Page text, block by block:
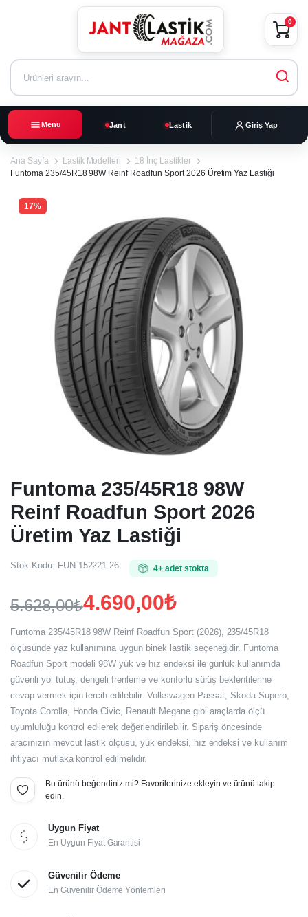
Menü Jant Lastik Giriş Yap
0
Ana Sayfa Lastik Modelleri
18 İnç Lastikler
Funtoma 235/45R18 98W Reinf Roadfun Sport 2026 Üretim Yaz Lastiği
17%
Funtoma 235/45R18 98W
Reinf Roadfun Sport 2026
Üretim Yaz Lastiği
Stok Kodu: FUN-152221-26 4+ adet stokta
5.628,00₺
Orijinal
fiyat:
5.628,00₺.
4.690,00₺
Şu
andaki
fiyat:
4.690,00₺.
Funtoma 235/45R18 98W Reinf Roadfun Sport (2026), 235/45R18
ölçüsünde yaz kullanımına uygun binek lastik seçeneğidir. Funtoma
Roadfun Sport modeli 98W yük ve hız endeksi ile günlük kullanımda
güvenli yol tutuş, dengeli frenleme ve konforlu sürüş beklentilerine
cevap vermek için tercih edilebilir. Volkswagen Passat, Skoda Superb,
Toyota Corolla, Honda Civic, Renault Megane gibi araçlarda ölçü
uyumluluğu kontrol edilerek değerlendirilebilir. Sipariş öncesinde
aracınızın mevcut lastik ölçüsü, yük endeksi, hız endeksi ve kullanım
ihtiyacı mutlaka kontrol edilmelidir.
Bu ürünü beğendiniz mi? Favorilerinize ekleyin ve ürünü takip
edin.
Uygun Fiyat
En Uygun Fiyat Garantisi
Güvenilir Ödeme
En Güvenilir Ödeme Yöntemleri